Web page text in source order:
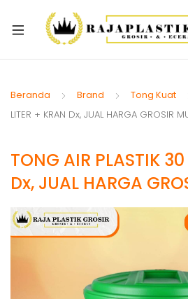
Beranda Brand Tong Kuat
LITER + KRAN Dx, JUAL HARGA GROSIR
TONG AIR PLASTIK
Dx, JUAL HARGA